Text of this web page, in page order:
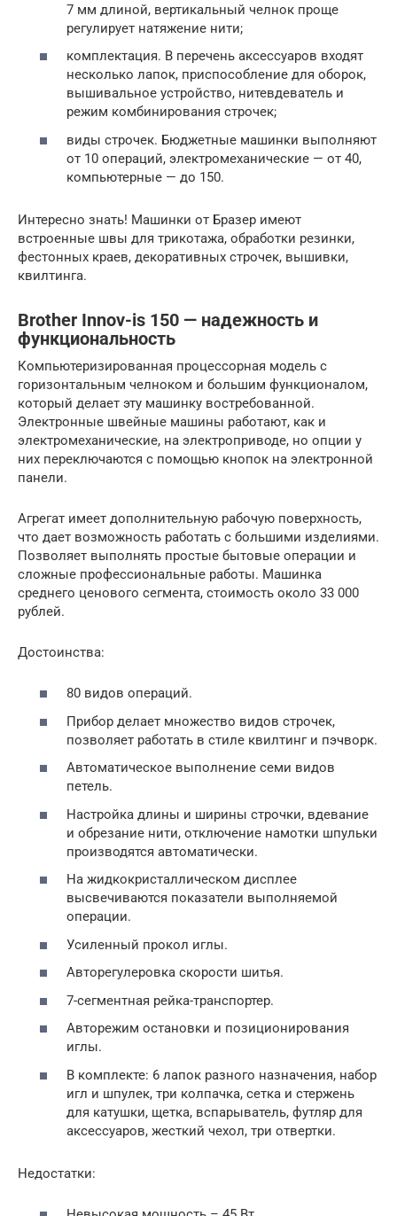
7 мм длиной, вертикальный челнок проще
регулирует натяжение нити;
комплектация. В перечень аксессуаров входят
несколько лапок, приспособление для оборок,
вышивальное устройство, нитевдеватель и
режим комбинирования строчек;
виды строчек. Бюджетные машинки выполняют
от 10 операций, электромеханические — от 40,
компьютерные — до 150.
Интересно знать! Машинки от Бразер имеют
встроенные швы для трикотажа, обработки резинки,
фестонных краев, декоративных строчек, вышивки,
квилтинга.
Brother Innov-is 150 — надежность и
функциональность
Компьютеризированная процессорная модель с
горизонтальным челноком и большим функционалом,
который делает эту машинку востребованной.
Электронные швейные машины работают, как и
электромеханические, на электроприводе, но опции у
них переключаются с помощью кнопок на электронной
панели.
Агрегат имеет дополнительную рабочую поверхность,
что дает возможность работать с большими изделиями.
Позволяет выполнять простые бытовые операции и
сложные профессиональные работы. Машинка
среднего ценового сегмента, стоимость около 33 000
рублей.
Достоинства:
80 видов операций.
Прибор делает множество видов строчек,
позволяет работать в стиле квилтинг и пэчворк.
Автоматическое выполнение семи видов
петель.
Настройка длины и ширины строчки, вдевание
и обрезание нити, отключение намотки шпульки
производятся автоматически.
На жидкокристаллическом дисплее
высвечиваются показатели выполняемой
операции.
Усиленный прокол иглы.
Авторегулеровка скорости шитья.
7-сегментная рейка-транспортер.
Авторежим остановки и позиционирования
иглы.
В комплекте: 6 лапок разного назначения, набор
игл и шпулек, три колпачка, сетка и стержень
для катушки, щетка, вспарыватель, футляр для
аксессуаров, жесткий чехол, три отвертки.
Недостатки: